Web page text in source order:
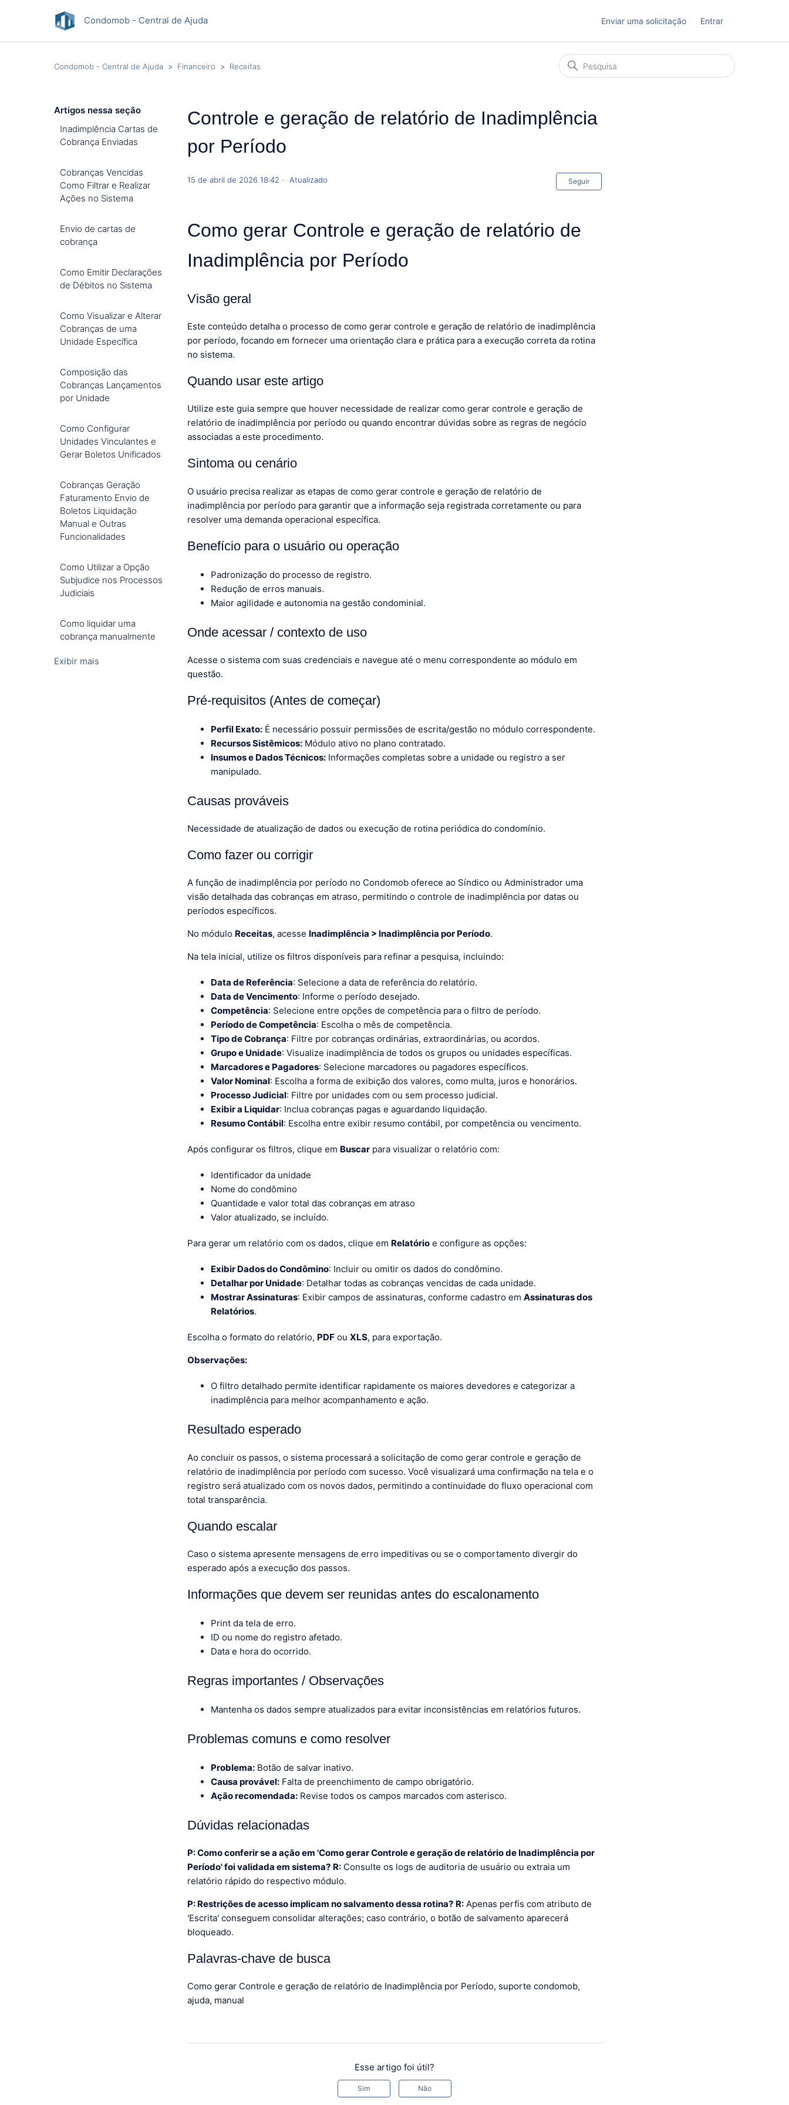
Condomob - Central de Ajuda Enviar uma solicitação Entrar
Condomob - Central de Ajuda Financeiro Receitas
Artigos nessa seção
Inadimplência Cartas de
Cobrança Enviadas
Cobranças Vencidas
Como Filtrar e Realizar
Ações no Sistema
Envio de cartas de
cobrança
Como Emitir Declarações
de Débitos no Sistema
Como Visualizar e Alterar
Cobranças de uma
Unidade Específica
Composição das
Cobranças Lançamentos
por Unidade
Como Configurar
Unidades Vinculantes e
Gerar Boletos Unificados
Cobranças Geração
Faturamento Envio de
Boletos Liquidação
Manual e Outras
Funcionalidades
Como Utilizar a Opção
Subjudice nos Processos
Judiciais
Como liquidar uma
cobrança manualmente
Exibir mais
Controle e geração de relatório de Inadimplência
por Período
15 de abril de 2026 18:42 Atualizado Seguir
Como gerar Controle e geração de relatório de
Inadimplência por Período
Visão geral
Este conteúdo detalha o processo de como gerar controle e geração de relatório de inadimplência
por período, focando em fornecer uma orientação clara e prática para a execução correta da rotina
no sistema.
Quando usar este artigo
Utilize este guia sempre que houver necessidade de realizar como gerar controle e geração de
relatório de inadimplência por período ou quando encontrar dúvidas sobre as regras de negócio
associadas a este procedimento.
Sintoma ou cenário
O usuário precisa realizar as etapas de como gerar controle e geração de relatório de
inadimplência por período para garantir que a informação seja registrada corretamente ou para
resolver uma demanda operacional específica.
Benefício para o usuário ou operação
Padronização do processo de registro.
Redução de erros manuais.
Maior agilidade e autonomia na gestão condominial.
Onde acessar / contexto de uso
Acesse o sistema com suas credenciais e navegue até o menu correspondente ao módulo em
questão.
Pré-requisitos (Antes de começar)
Perfil Exato: É necessário possuir permissões de escrita/gestão no módulo correspondente.
Recursos Sistêmicos: Módulo ativo no plano contratado.
Insumos e Dados Técnicos: Informações completas sobre a unidade ou registro a ser
manipulado.
Causas prováveis
Necessidade de atualização de dados ou execução de rotina periódica do condomínio.
Como fazer ou corrigir
A função de inadimplência por período no Condomob oferece ao Síndico ou Administrador uma
visão detalhada das cobranças em atraso, permitindo o controle de inadimplência por datas ou
períodos específicos.
No módulo Receitas, acesse Inadimplência > Inadimplência por Período.
Na tela inicial, utilize os filtros disponíveis para refinar a pesquisa, incluindo:
Data de Referência: Selecione a data de referência do relatório.
Data de Vencimento: Informe o período desejado.
Competência: Selecione entre opções de competência para o filtro de período.
Período de Competência: Escolha o mês de competência.
Tipo de Cobrança: Filtre por cobranças ordinárias, extraordinárias, ou acordos.
Grupo e Unidade: Visualize inadimplência de todos os grupos ou unidades específicas.
Marcadores e Pagadores: Selecione marcadores ou pagadores específicos.
Valor Nominal: Escolha a forma de exibição dos valores, como multa, juros e honorários.
Processo Judicial: Filtre por unidades com ou sem processo judicial.
Exibir a Liquidar: Inclua cobranças pagas e aguardando liquidação.
Resumo Contábil: Escolha entre exibir resumo contábil, por competência ou vencimento.
Após configurar os filtros, clique em Buscar para visualizar o relatório com:
Identificador da unidade
Nome do condômino
Quantidade e valor total das cobranças em atraso
Valor atualizado, se incluído.
Para gerar um relatório com os dados, clique em Relatório e configure as opções:
Exibir Dados do Condômino: Incluir ou omitir os dados do condômino.
Detalhar por Unidade: Detalhar todas as cobranças vencidas de cada unidade.
Mostrar Assinaturas: Exibir campos de assinaturas, conforme cadastro emAssinaturas dos
Relatórios.
Escolha o formato do relatório, PDF ouXLS, para exportação.
Observações:
O filtro detalhado permite identificar rapidamente os maiores devedores e categorizar a
inadimplência para melhor acompanhamento e ação.
Resultado esperado
Ao concluir os passos, o sistema processará a solicitação de como gerar controle e geração de
relatório de inadimplência por período com sucesso. Você visualizará uma confirmação na tela e o
registro será atualizado com os novos dados, permitindo a continuidade do fluxo operacional com
total transparência.
Quando escalar
Caso o sistema apresente mensagens de erro impeditivas ou se o comportamento divergir do
esperado após a execução dos passos.
Informações que devem ser reunidas antes do escalonamento
Print da tela de erro.
ID ou nome do registro afetado.
Data e hora do ocorrido.
Regras importantes / Observações
Mantenha os dados sempre atualizados para evitar inconsistências em relatórios futuros.
Problemas comuns e como resolver
Problema: Botão de salvar inativo.
Causa provável: Falta de preenchimento de campo obrigatório.
Ação recomendada: Revise todos os campos marcados com asterisco.
Dúvidas relacionadas
P: Como conferir se a ação em 'Como gerar Controle e geração de relatório de Inadimplência por
Período' foi validada em sistema? R: Consulte os logs de auditoria de usuário ou extraia um
relatório rápido do respectivo módulo.
P: Restrições de acesso implicam no salvamento dessa rotina? R: Apenas perfis com atributo de
'Escrita' conseguem consolidar alterações; caso contrário, o botão de salvamento aparecerá
bloqueado.
Palavras-chave de busca
Como gerar Controle e geração de relatório de Inadimplência por Período, suporte condomob,
ajuda, manual
Esse artigo foi útil?
Sim Não